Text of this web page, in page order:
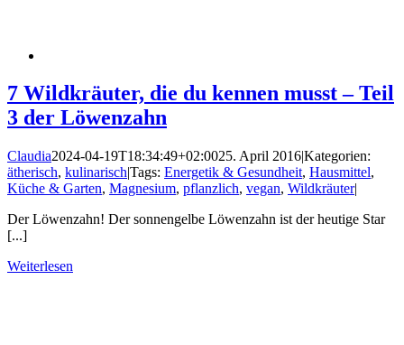
7 Wildkräuter, die du kennen musst – Teil
3 der Löwenzahn
Claudia2024-04-19T18:34:49+02:0025. April 2016|Kategorien:
ätherisch, kulinarisch|Tags: Energetik & Gesundheit, Hausmittel,
Küche & Garten, Magnesium, pflanzlich, vegan, Wildkräuter|
Der Löwenzahn! Der sonnengelbe Löwenzahn ist der heutige Star
[...]
Weiterlesen